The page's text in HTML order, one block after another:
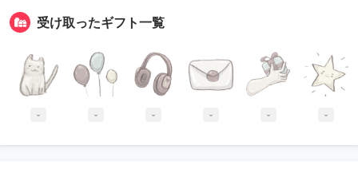
受け取ったギフト一覧
- - - - - -